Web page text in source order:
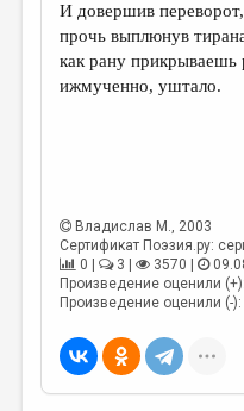
ТРЕДИАКОВСКИЙ
МЕДИА
ВКОНТАКТЕ
И довершив переворот,
прочь выплюнув
как рану прикрываешь
ижмученно, уштало.
Владислав М., 2003
Сертификат Поэзия.ру:
0 |
3 | 3570 |
Произведение оценили (+):
Произведение оценили (-): []